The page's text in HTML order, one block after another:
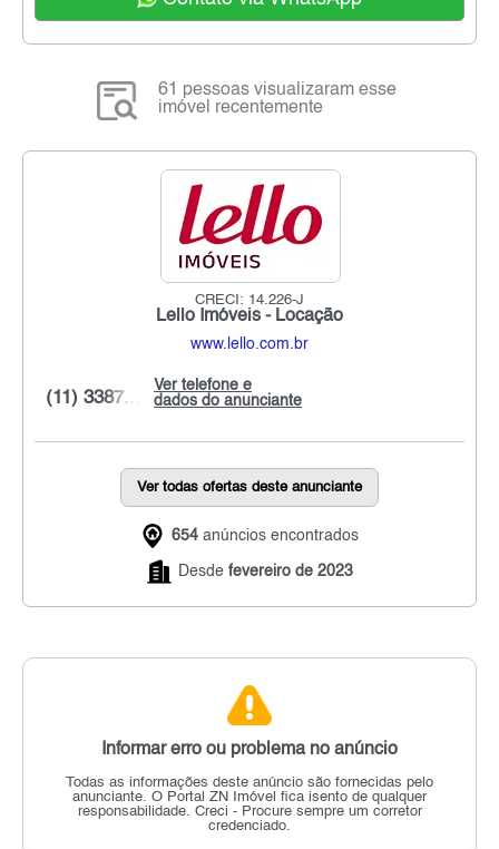
61 pessoas visualizaram esse
imóvel recentemente
CRECI: 14.226-J
Lello Imóveis - Locação
www.lello.com.br
Ver telefone e
dados do anunciante
(11) 3387...
Ver todas ofertas deste anunciante
654 anúncios encontrados
Desde fevereiro de 2023
Informar erro ou problema no anúncio
Todas as informações deste anúncio são fornecidas pelo
anunciante. O Portal ZN Imóvel fica isento de qualquer
responsabilidade. Creci - Procure sempre um corretor
credenciado.